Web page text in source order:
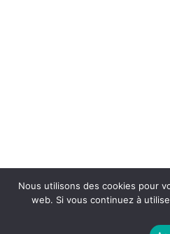
Nous utilisons des cookies pour
web. Si vous continuez à